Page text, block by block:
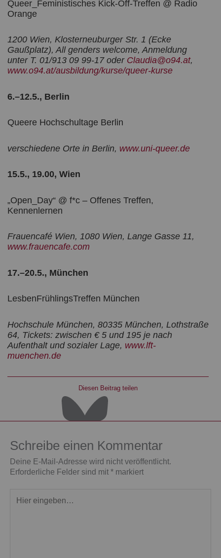
Queer_Feministisches Kick-Off-Treffen @ Radio
Orange
1200 Wien, Klosterneuburger Str. 1 (Ecke
Gaußplatz), All genders welcome, Anmeldung
unter T. 01/913 09 99-17 oder Claudia@o94.at,
www.o94.at/ausbildung/kurse/queer-kurse
6.–12.5., Berlin
Queere Hochschultage Berlin
verschiedene Orte in Berlin, www.uni-queer.de
15.5., 19.00, Wien
„Open_Day“ @ f*c – Offenes Treffen,
Kennenlernen
Frauencafé Wien, 1080 Wien, Lange Gasse 11,
www.frauencafe.com
17.–20.5., München
LesbenFrühlingsTreffen München
Hochschule München, 80335 München, Lothstraße
64, Tickets: zwischen € 5 und 195 je nach
Aufenthalt und sozialer Lage, www.lft-
muenchen.de
Diesen Beitrag teilen
Schreibe einen Kommentar
Deine E-Mail-Adresse wird nicht veröffentlicht.
Erforderliche Felder sind mit * markiert
eingeben…